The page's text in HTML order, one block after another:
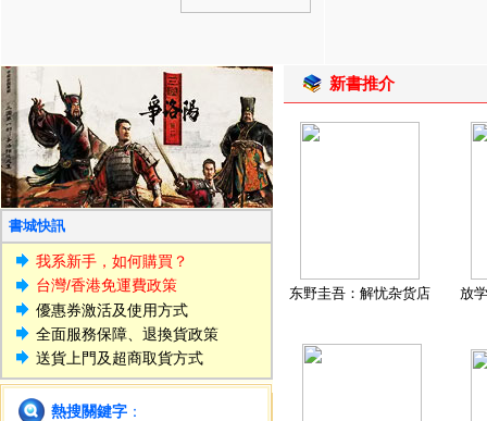
書城快訊
我系新手，如何購買？
台灣/香港免運費政策
優惠券激活及使用方式
全面服務保障、退換貨政策
送貨上門及超商取貨方式
熱搜關鍵字 ：
新書推介
东野圭吾：解忧杂货店 放